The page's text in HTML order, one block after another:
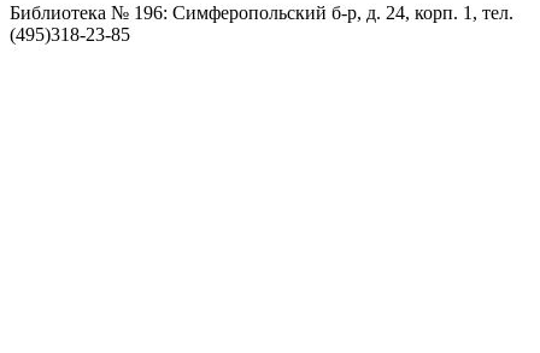
Библиотека № 196: Симферопольский б-р, д. 24, корп. 1, тел.
(495)318-23-85